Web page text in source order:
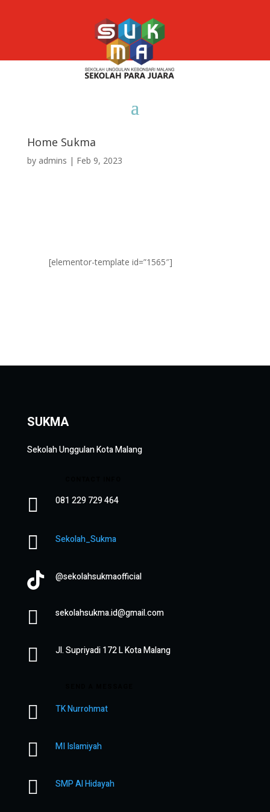
Home Sukma
by admins | Feb 9, 2023
[elementor-template id=”1565″]
SUKMA
Sekolah Unggulan Kota Malang
 081 229 729 464
 Sekolah_Sukma
 @sekolahsukmaofficial
 sekolahsukma.id@gmail.com
 Jl. Supriyadi 172 L Kota Malang
 TK Nurrohmat
 MI Islamiyah
 SMP Al Hidayah